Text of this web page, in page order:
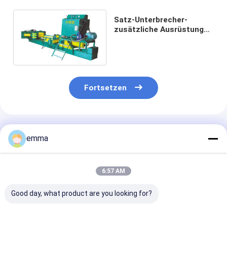
Satz-Unterbrecher-
zusätzliche Ausrüstung
Fortsetzen
Empfohlene Produkte
emma
6:57 AM
Good day, what product are you looking for?